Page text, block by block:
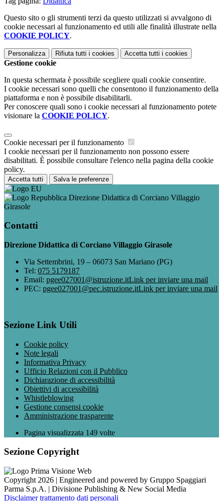
Questo sito o gli strumenti terzi da questo utilizzati si avvalgono di
cookie necessari al funzionamento ed utili alle finalità illustrate nella
COOKIE POLICY.
Personalizza Rifiuta tutti i cookies Accetta tutti i cookies
Gestione cookie
In questa schermata è possibile scegliere quali cookie consentire.
I cookie necessari sono quelli che consentono il funzionamento della
piattaforma e non è possibile disabilitarli.
Per conoscere quali sono i cookie necessari al funzionamento potete
visionare la COOKIE POLICY.
Cookie necessari per il funzionamento
I cookie necessari per il funzionamento non possono essere
disabilitati. È possibile consultare l'elenco nella pagina della cookie
policy.
Accetta tutti Salva le preferenze
Direzione Didattica di Corciano Villaggio
Girasole
Contatti
Direzione Didattica di Corciano Villaggio Girasole
Via Settembrini, 19 – 06073 San Mariano (PG)
Tel: 075 5179187
Email: pgee027001@istruzione.itLink per inviare una mail
PEC: pgee027001@pec.istruzione.itLink per inviare una mail
Sezione Link Utili
Cookie policy
Note legali
Informativa Privacy
Ufficio Relazioni con il Pubblico
Dichiarazione di accessibilità
Obiettivi di accessibilità
Whistleblowing
Gestione consensi cookie
Amministrazione trasparente
Pagina visualizzata 149 volte
Sezione Copyright
Copyright 2026 | Engineered and powered by Gruppo Spaggiari
Parma S.p.A. | Divisione Publishing & New Social Media
Disclaimer trattamento dati personali